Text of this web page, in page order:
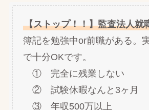
【ストップ！！】監査法人就
簿記を勉強中or前職がある。
で十分OKです。
① 完全に残業しない
② 試験休暇なんと3ヶ月
③ 年収500万以上